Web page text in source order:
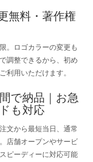
無料・著作権
。ロゴカラーの変更も
調整できるから、初め
利用いただけます。
で納品｜お急
も対応
文から最短当日、通常
店舗オープンやサービ
ピーディーに対応可能